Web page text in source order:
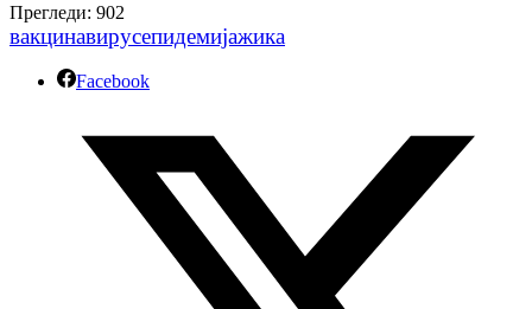
Прегледи: 902
вакцинавирусепидемијажика
Facebook